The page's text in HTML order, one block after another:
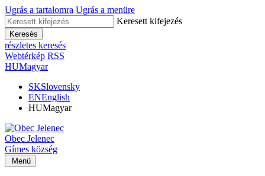
Ugrás a tartalomra Ugrás a menüre
Keresett kifejezés
Keresés
részletes keresés
Webtérkép RSS
HUMagyar
SKSlovensky
ENEnglish
HUMagyar
Obec Jelenec
Gímes község
Menü